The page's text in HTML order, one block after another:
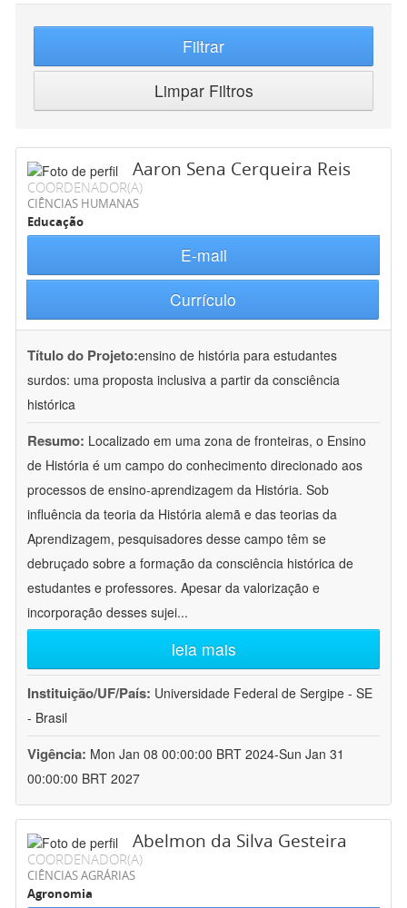
Filtrar
Limpar Filtros
Aaron Sena Cerqueira Reis
COORDENADOR(A)
CIÊNCIAS HUMANAS
Educação
E-mail
Currículo
Título do Projeto:ensino de história para estudantes
surdos: uma proposta inclusiva a partir da consciência
histórica
Resumo: Localizado em uma zona de fronteiras, o Ensino
de História é um campo do conhecimento direcionado aos
processos de ensino-aprendizagem da História. Sob
influência da teoria da História alemã e das teorias da
Aprendizagem, pesquisadores desse campo têm se
debruçado sobre a formação da consciência histórica de
estudantes e professores. Apesar da valorização e
incorporação desses sujei...
leia mais
Instituição/UF/País: Universidade Federal de Sergipe - SE
- Brasil
Vigência: Mon Jan 08 00:00:00 BRT 2024-Sun Jan 31
00:00:00 BRT 2027
Abelmon da Silva Gesteira
COORDENADOR(A)
CIÊNCIAS AGRÁRIAS
Agronomia